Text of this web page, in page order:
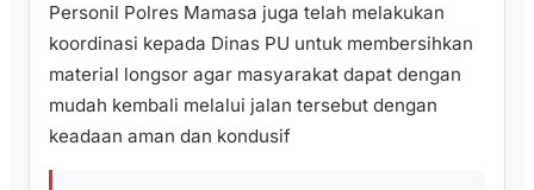
Personil Polres Mamasa juga telah melakukan
koordinasi kepada Dinas PU untuk membersihkan
material longsor agar masyarakat dapat dengan
mudah kembali melalui jalan tersebut dengan
keadaan aman dan kondusif